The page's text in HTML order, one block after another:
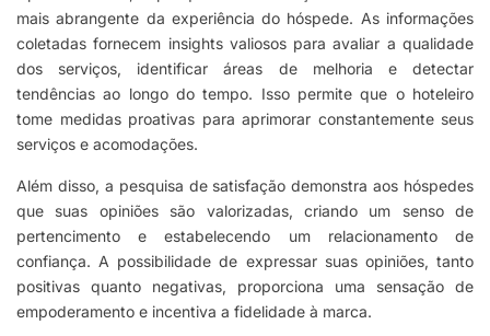
mais abrangente da experiência do hóspede. As informações
coletadas fornecem insights valiosos para avaliar a qualidade
dos serviços, identificar áreas de melhoria e detectar
tendências ao longo do tempo. Isso permite que o hoteleiro
tome medidas proativas para aprimorar constantemente seus
serviços e acomodações.
Além disso, a pesquisa de satisfação demonstra aos hóspedes
que suas opiniões são valorizadas, criando um senso de
pertencimento e estabelecendo um relacionamento de
confiança. A possibilidade de expressar suas opiniões, tanto
positivas quanto negativas, proporciona uma sensação de
empoderamento e incentiva a fidelidade à marca.